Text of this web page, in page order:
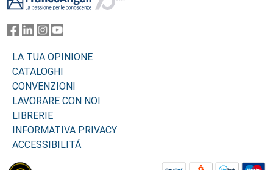
LA TUA OPINIONE
CATALOGHI
CONVENZIONI
LAVORARE CON NOI
LIBRERIE
INFORMATIVA PRIVACY
ACCESSIBILITÁ